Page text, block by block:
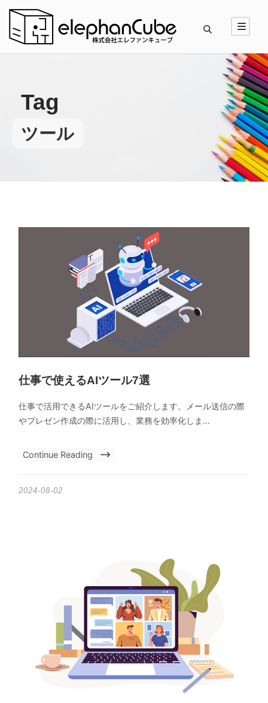
Tag
ツール
仕事で使えるAIツール7選
仕事で活用できるAIツールをご紹介します。メール送信の際
やプレゼン作成の際に活用し、業務を効率化しま...
Continue Reading
2024-08-02